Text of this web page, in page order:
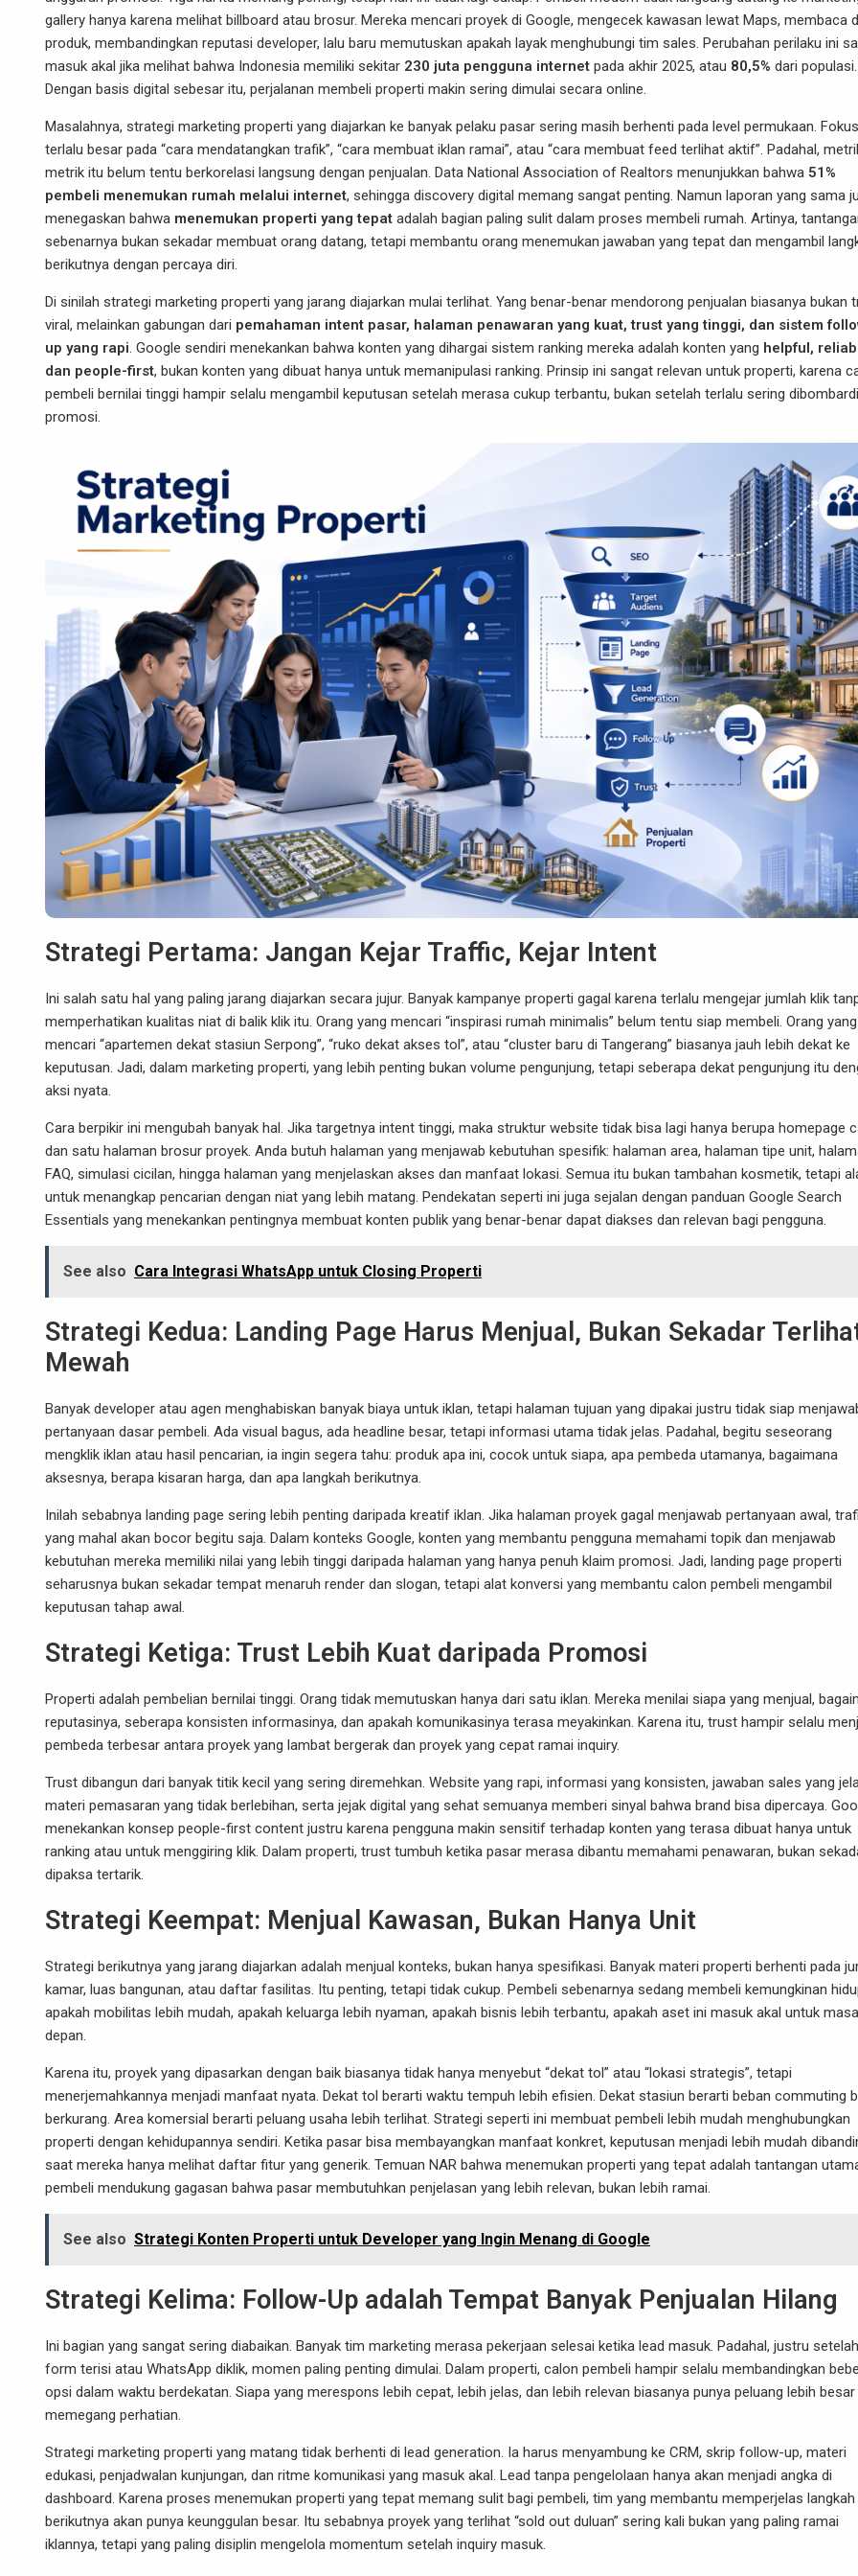
gallery hanya karena melihat billboard atau brosur. Mereka mencari proyek di Google, mengecek kawasan lewat Maps, membaca
produk, membandingkan reputasi developer, lalu baru memutuskan apakah layak menghubungi tim sales. Perubahan perilaku ini
masuk akal jika melihat bahwa Indonesia memiliki sekitar 230 juta pengguna internet pada akhir 2025, atau 80,5% dari populasi.
Dengan basis digital sebesar itu, perjalanan membeli properti makin sering dimulai secara online.
Masalahnya, strategi marketing properti yang diajarkan ke banyak pelaku pasar sering masih berhenti pada level permukaan.
terlalu besar pada “cara mendatangkan trafik”, “cara membuat iklan ramai”, atau “cara membuat feed terlihat aktif”. Padahal,
metrik itu belum tentu berkorelasi langsung dengan penjualan. Data National Association of Realtors menunjukkan bahwa 51%
pembeli menemukan rumah melalui internet, sehingga discovery digital memang sangat penting. Namun laporan yang sama
menegaskan bahwa menemukan properti yang tepat adalah bagian paling sulit dalam proses membeli rumah. Artinya,
sebenarnya bukan sekadar membuat orang datang, tetapi membantu orang menemukan jawaban yang tepat dan mengambil
berikutnya dengan percaya diri.
Di sinilah strategi marketing properti yang jarang diajarkan mulai terlihat. Yang benar-benar mendorong penjualan biasanya bukan
viral, melainkan gabungan dari pemahaman intent pasar, halaman penawaran yang kuat, trust yang tinggi, dan sistem
up yang rapi. Google sendiri menekankan bahwa konten yang dihargai sistem ranking mereka adalah konten yang helpful,
dan people-first, bukan konten yang dibuat hanya untuk memanipulasi ranking. Prinsip ini sangat relevan untuk properti, karena
pembeli bernilai tinggi hampir selalu mengambil keputusan setelah merasa cukup terbantu, bukan setelah terlalu sering
promosi.
Strategi Pertama: Jangan Kejar Traffic, Kejar Intent
Ini salah satu hal yang paling jarang diajarkan secara jujur. Banyak kampanye properti gagal karena terlalu mengejar jumlah klik
memperhatikan kualitas niat di balik klik itu. Orang yang mencari “inspirasi rumah minimalis” belum tentu siap membeli. Orang yang
mencari “apartemen dekat stasiun Serpong”, “ruko dekat akses tol”, atau “cluster baru di Tangerang” biasanya jauh lebih dekat ke
keputusan. Jadi, dalam marketing properti, yang lebih penting bukan volume pengunjung, tetapi seberapa dekat pengunjung itu
aksi nyata.
Cara berpikir ini mengubah banyak hal. Jika targetnya intent tinggi, maka struktur website tidak bisa lagi hanya berupa homepage
dan satu halaman brosur proyek. Anda butuh halaman yang menjawab kebutuhan spesifik: halaman area, halaman tipe unit,
FAQ, simulasi cicilan, hingga halaman yang menjelaskan akses dan manfaat lokasi. Semua itu bukan tambahan kosmetik, tetapi
untuk menangkap pencarian dengan niat yang lebih matang. Pendekatan seperti ini juga sejalan dengan panduan Google Search
Essentials yang menekankan pentingnya membuat konten publik yang benar-benar dapat diakses dan relevan bagi pengguna.
See also Cara Integrasi WhatsApp untuk Closing Properti
Strategi Kedua: Landing Page Harus Menjual, Bukan Sekadar
Mewah
Banyak developer atau agen menghabiskan banyak biaya untuk iklan, tetapi halaman tujuan yang dipakai justru tidak siap
pertanyaan dasar pembeli. Ada visual bagus, ada headline besar, tetapi informasi utama tidak jelas. Padahal, begitu seseorang
mengklik iklan atau hasil pencarian, ia ingin segera tahu: produk apa ini, cocok untuk siapa, apa pembeda utamanya, bagaimana
aksesnya, berapa kisaran harga, dan apa langkah berikutnya.
Inilah sebabnya landing page sering lebih penting daripada kreatif iklan. Jika halaman proyek gagal menjawab pertanyaan awal,
yang mahal akan bocor begitu saja. Dalam konteks Google, konten yang membantu pengguna memahami topik dan menjawab
kebutuhan mereka memiliki nilai yang lebih tinggi daripada halaman yang hanya penuh klaim promosi. Jadi, landing page properti
seharusnya bukan sekadar tempat menaruh render dan slogan, tetapi alat konversi yang membantu calon pembeli mengambil
keputusan tahap awal.
Strategi Ketiga: Trust Lebih Kuat daripada Promosi
Properti adalah pembelian bernilai tinggi. Orang tidak memutuskan hanya dari satu iklan. Mereka menilai siapa yang menjual,
reputasinya, seberapa konsisten informasinya, dan apakah komunikasinya terasa meyakinkan. Karena itu, trust hampir selalu
pembeda terbesar antara proyek yang lambat bergerak dan proyek yang cepat ramai inquiry.
Trust dibangun dari banyak titik kecil yang sering diremehkan. Website yang rapi, informasi yang konsisten, jawaban sales yang
materi pemasaran yang tidak berlebihan, serta jejak digital yang sehat semuanya memberi sinyal bahwa brand bisa dipercaya.
menekankan konsep people-first content justru karena pengguna makin sensitif terhadap konten yang terasa dibuat hanya untuk
ranking atau untuk menggiring klik. Dalam properti, trust tumbuh ketika pasar merasa dibantu memahami penawaran, bukan
dipaksa tertarik.
Strategi Keempat: Menjual Kawasan, Bukan Hanya Unit
Strategi berikutnya yang jarang diajarkan adalah menjual konteks, bukan hanya spesifikasi. Banyak materi properti berhenti pada
kamar, luas bangunan, atau daftar fasilitas. Itu penting, tetapi tidak cukup. Pembeli sebenarnya sedang membeli kemungkinan
apakah mobilitas lebih mudah, apakah keluarga lebih nyaman, apakah bisnis lebih terbantu, apakah aset ini masuk akal untuk masa
depan.
Karena itu, proyek yang dipasarkan dengan baik biasanya tidak hanya menyebut “dekat tol” atau “lokasi strategis”, tetapi
menerjemahkannya menjadi manfaat nyata. Dekat tol berarti waktu tempuh lebih efisien. Dekat stasiun berarti beban commuting
berkurang. Area komersial berarti peluang usaha lebih terlihat. Strategi seperti ini membuat pembeli lebih mudah menghubungkan
properti dengan kehidupannya sendiri. Ketika pasar bisa membayangkan manfaat konkret, keputusan menjadi lebih mudah
saat mereka hanya melihat daftar fitur yang generik. Temuan NAR bahwa menemukan properti yang tepat adalah tantangan
pembeli mendukung gagasan bahwa pasar membutuhkan penjelasan yang lebih relevan, bukan lebih ramai.
See also Strategi Konten Properti untuk Developer yang Ingin Menang di Google
Strategi Kelima: Follow-Up adalah Tempat Banyak Penjualan Hilang
Ini bagian yang sangat sering diabaikan. Banyak tim marketing merasa pekerjaan selesai ketika lead masuk. Padahal, justru setelah
form terisi atau WhatsApp diklik, momen paling penting dimulai. Dalam properti, calon pembeli hampir selalu membandingkan
opsi dalam waktu berdekatan. Siapa yang merespons lebih cepat, lebih jelas, dan lebih relevan biasanya punya peluang lebih besar
memegang perhatian.
Strategi marketing properti yang matang tidak berhenti di lead generation. Ia harus menyambung ke CRM, skrip follow-up, materi
edukasi, penjadwalan kunjungan, dan ritme komunikasi yang masuk akal. Lead tanpa pengelolaan hanya akan menjadi angka di
dashboard. Karena proses menemukan properti yang tepat memang sulit bagi pembeli, tim yang membantu memperjelas langkah
berikutnya akan punya keunggulan besar. Itu sebabnya proyek yang terlihat “sold out duluan” sering kali bukan yang paling ramai
iklannya, tetapi yang paling disiplin mengelola momentum setelah inquiry masuk.